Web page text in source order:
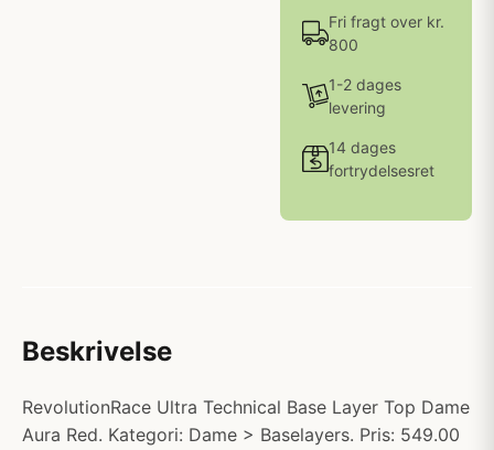
Fri fragt over kr.
800
1-2 dages
levering
14 dages
fortrydelsesret
Beskrivelse
RevolutionRace Ultra Technical Base Layer Top Dame
Aura Red. Kategori: Dame > Baselayers. Pris: 549.00